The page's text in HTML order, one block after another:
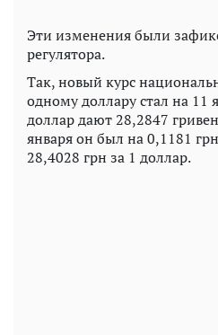
Эти изменения были
регулятора.
Так, новый курс
одному доллару стал на 11
доллар дают 28,2847
января он был на 0,1181
28,4028 грн за 1 доллар.